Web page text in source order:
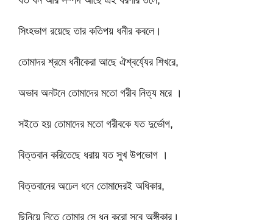
সিংহভাগ রয়েছে তার কতিপয় ধনীর কবলে।
তোমাদর শ্রমে ধনীকেরা আছে ঐশ্বর্য্যের শিখরে,
অভাব অনটনে তোমাদের মতো গরীব নিত্য মরে ।
সইতে হয় তোমাদের মতো গরীবকে যত দুর্ভোগ,
বিত্তবান করিতেছে ধরায় যত সুখ উপভোগ ।
বিত্তবানের অঢেল ধনে তোমাদেরই অধিকার,
ছিনিয়ে নিতে তোমার সে ধন করো সবে অঙ্গীকার।